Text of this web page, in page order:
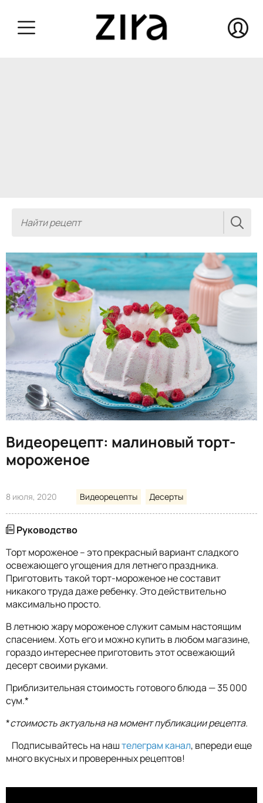
Видеорецепт: малиновый торт-
мороженое
8 июля, 2020 Видеорецепты Десерты
Руководство
Торт мороженое – это прекрасный вариант сладкого
освежающего угощения для летнего праздника.
Приготовить такой торт-мороженое не составит
никакого труда даже ребенку. Это действительно
максимально просто.
В летнюю жару мороженое служит самым настоящим
спасением. Хоть его и можно купить в любом магазине,
гораздо интереснее приготовить этот освежающий
десерт своими руками.
Приблизительная стоимость готового блюда — 35 000
сум.*
*стоимость актуальна на момент публикации рецепта.
Подписывайтесь на наштелеграм канал, впереди еще
много вкусных и проверенных рецептов!